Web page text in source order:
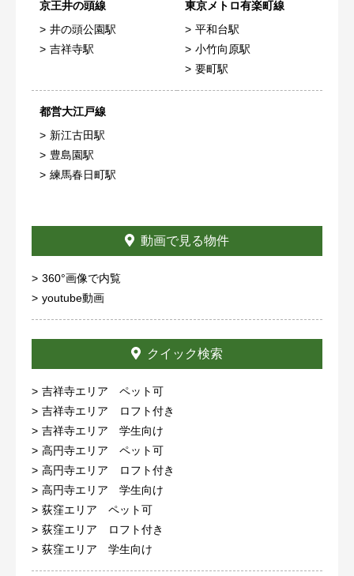
京王井の頭線
井の頭公園駅
吉祥寺駅
東京メトロ有楽町線
平和台駅
小竹向原駅
要町駅
都営大江戸線
新江古田駅
豊島園駅
練馬春日町駅
動画で見る物件
360°画像で内覧
youtube動画
クイック検索
吉祥寺エリア ペット可
吉祥寺エリア ロフト付き
吉祥寺エリア 学生向け
高円寺エリア ペット可
高円寺エリア ロフト付き
高円寺エリア 学生向け
荻窪エリア ペット可
荻窪エリア ロフト付き
荻窪エリア 学生向け